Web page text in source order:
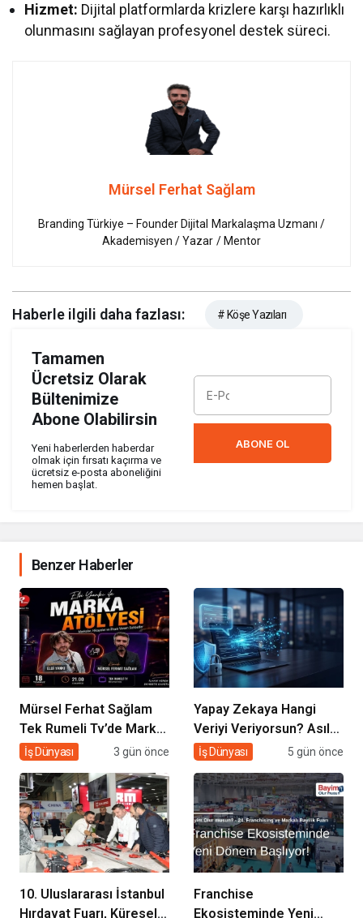
Hizmet: Dijital platformlarda krizlere karşı hazırlıklı
olunmasını sağlayan profesyonel destek süreci.
Mürsel Ferhat Sağlam
Branding Türkiye – Founder Dijital Markalaşma Uzmanı /
Akademisyen / Yazar / Mentor
Haberle ilgili daha fazlası: # Köşe Yazıları
Tamamen
Ücretsiz Olarak
Bültenimize
Abone Olabilirsin
Yeni haberlerden haberdar
olmak için fırsatı kaçırma ve
ücretsiz e-posta aboneliğini
hemen başlat.
ABONE OL
Benzer Haberler
Mürsel Ferhat Sağlam
Tek Rumeli Tv’de Marka
Atölyesi Programına
İş Dünyası 3 gün önce
Yapay Zekaya Hangi
Veriyi Veriyorsun? Asıl
Risk Ürettiğin Değil,
İş Dünyası 5 gün önce
10. Uluslararası İstanbul
Hırdavat Fuarı, Küresel
Franchise
Ekosisteminde Yeni